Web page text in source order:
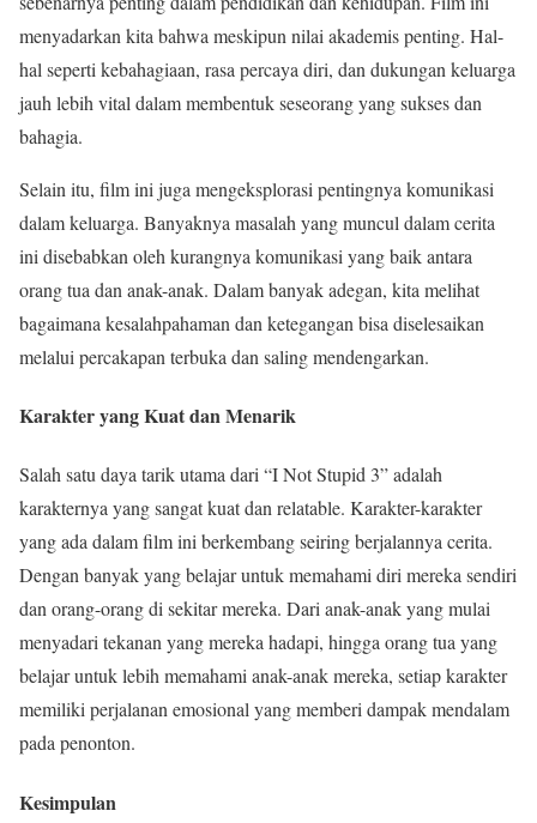
menyadarkan kita bahwa meskipun nilai akademis penting. Hal-
hal seperti kebahagiaan, rasa percaya diri, dan dukungan keluarga
jauh lebih vital dalam membentuk seseorang yang sukses dan
bahagia.
Selain itu, film ini juga mengeksplorasi pentingnya komunikasi
dalam keluarga. Banyaknya masalah yang muncul dalam cerita
ini disebabkan oleh kurangnya komunikasi yang baik antara
orang tua dan anak-anak. Dalam banyak adegan, kita melihat
bagaimana kesalahpahaman dan ketegangan bisa diselesaikan
melalui percakapan terbuka dan saling mendengarkan.
Karakter yang Kuat dan Menarik
Salah satu daya tarik utama dari “I Not Stupid 3” adalah
karakternya yang sangat kuat dan relatable. Karakter-karakter
yang ada dalam film ini berkembang seiring berjalannya cerita.
Dengan banyak yang belajar untuk memahami diri mereka sendiri
dan orang-orang di sekitar mereka. Dari anak-anak yang mulai
menyadari tekanan yang mereka hadapi, hingga orang tua yang
belajar untuk lebih memahami anak-anak mereka, setiap karakter
memiliki perjalanan emosional yang memberi dampak mendalam
pada penonton.
Kesimpulan